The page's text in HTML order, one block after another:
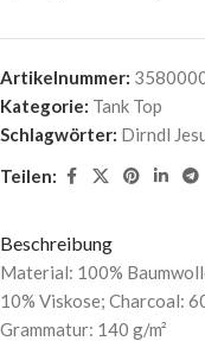
Artikelnummer:
Kategorie: Tank Top
Schlagwörter: Dirndl
Teilen:
Beschreibung
Material: 100%
10% Viskose; Charcoal:
Grammatur: 140 g/m²